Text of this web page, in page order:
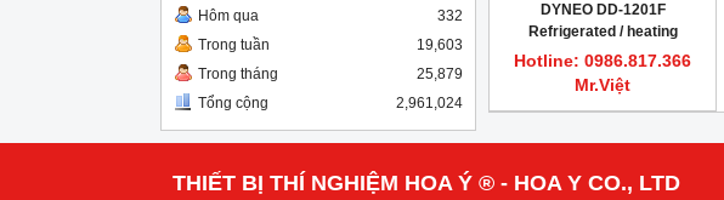
Hôm qua
332
Trong tuần
19,603
Trong tháng
25,879
Tổng cộng
2,961,024
DYNEO DD-1201F
Refrigerated / heating
circulator
Hotline: 0986.817.366
Mr.Việt
THIẾT BỊ THÍ NGHIỆM HOA Ý ® - HOA Y CO., LTD